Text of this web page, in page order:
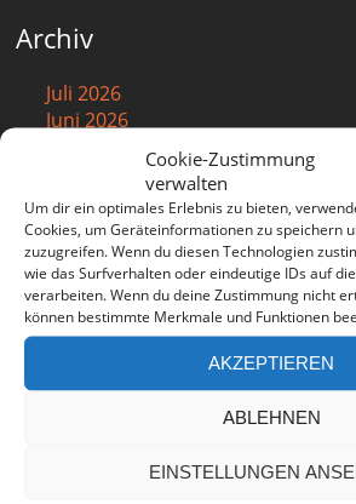
Cookie-Zustimmung
verwalten
Um dir ein optimales Erlebnis zu bieten,
Cookies, um Geräteinformationen zu speichern
zuzugreifen. Wenn du diesen Technologien
wie das Surfverhalten oder eindeutige IDs auf
verarbeiten. Wenn du deine Zustimmung nicht
können bestimmte Merkmale und Funktionen
AKZEPTIEREN
ABLEHNEN
EINSTELLUNGEN
Archiv
Juli 2026
Juni 2026
März 2026
Februar 2026
Januar 2026
Dezember 2025
November 2025
Oktober 2025
August 2025